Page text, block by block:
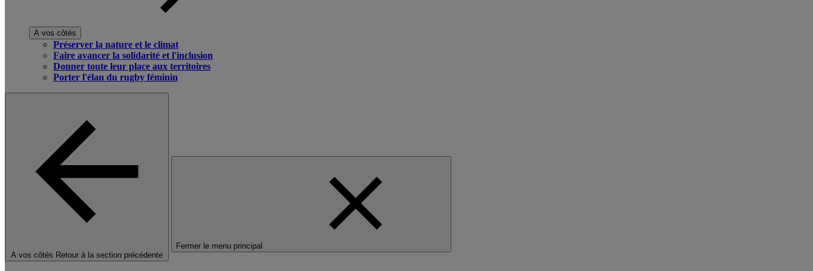
A vos côtés
Préserver la nature et le climat
Faire avancer la solidarité et l'inclusion
Donner toute leur place aux territoires
Porter l'élan du rugby féminin
A vos côtés Retour à la section précédente
Fermer le menu principal